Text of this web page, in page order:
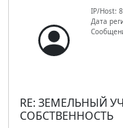
IP/Host:
Дата
RE: ЗЕМЕЛЬНЫЙ
СОБСТВЕННОСТЬ